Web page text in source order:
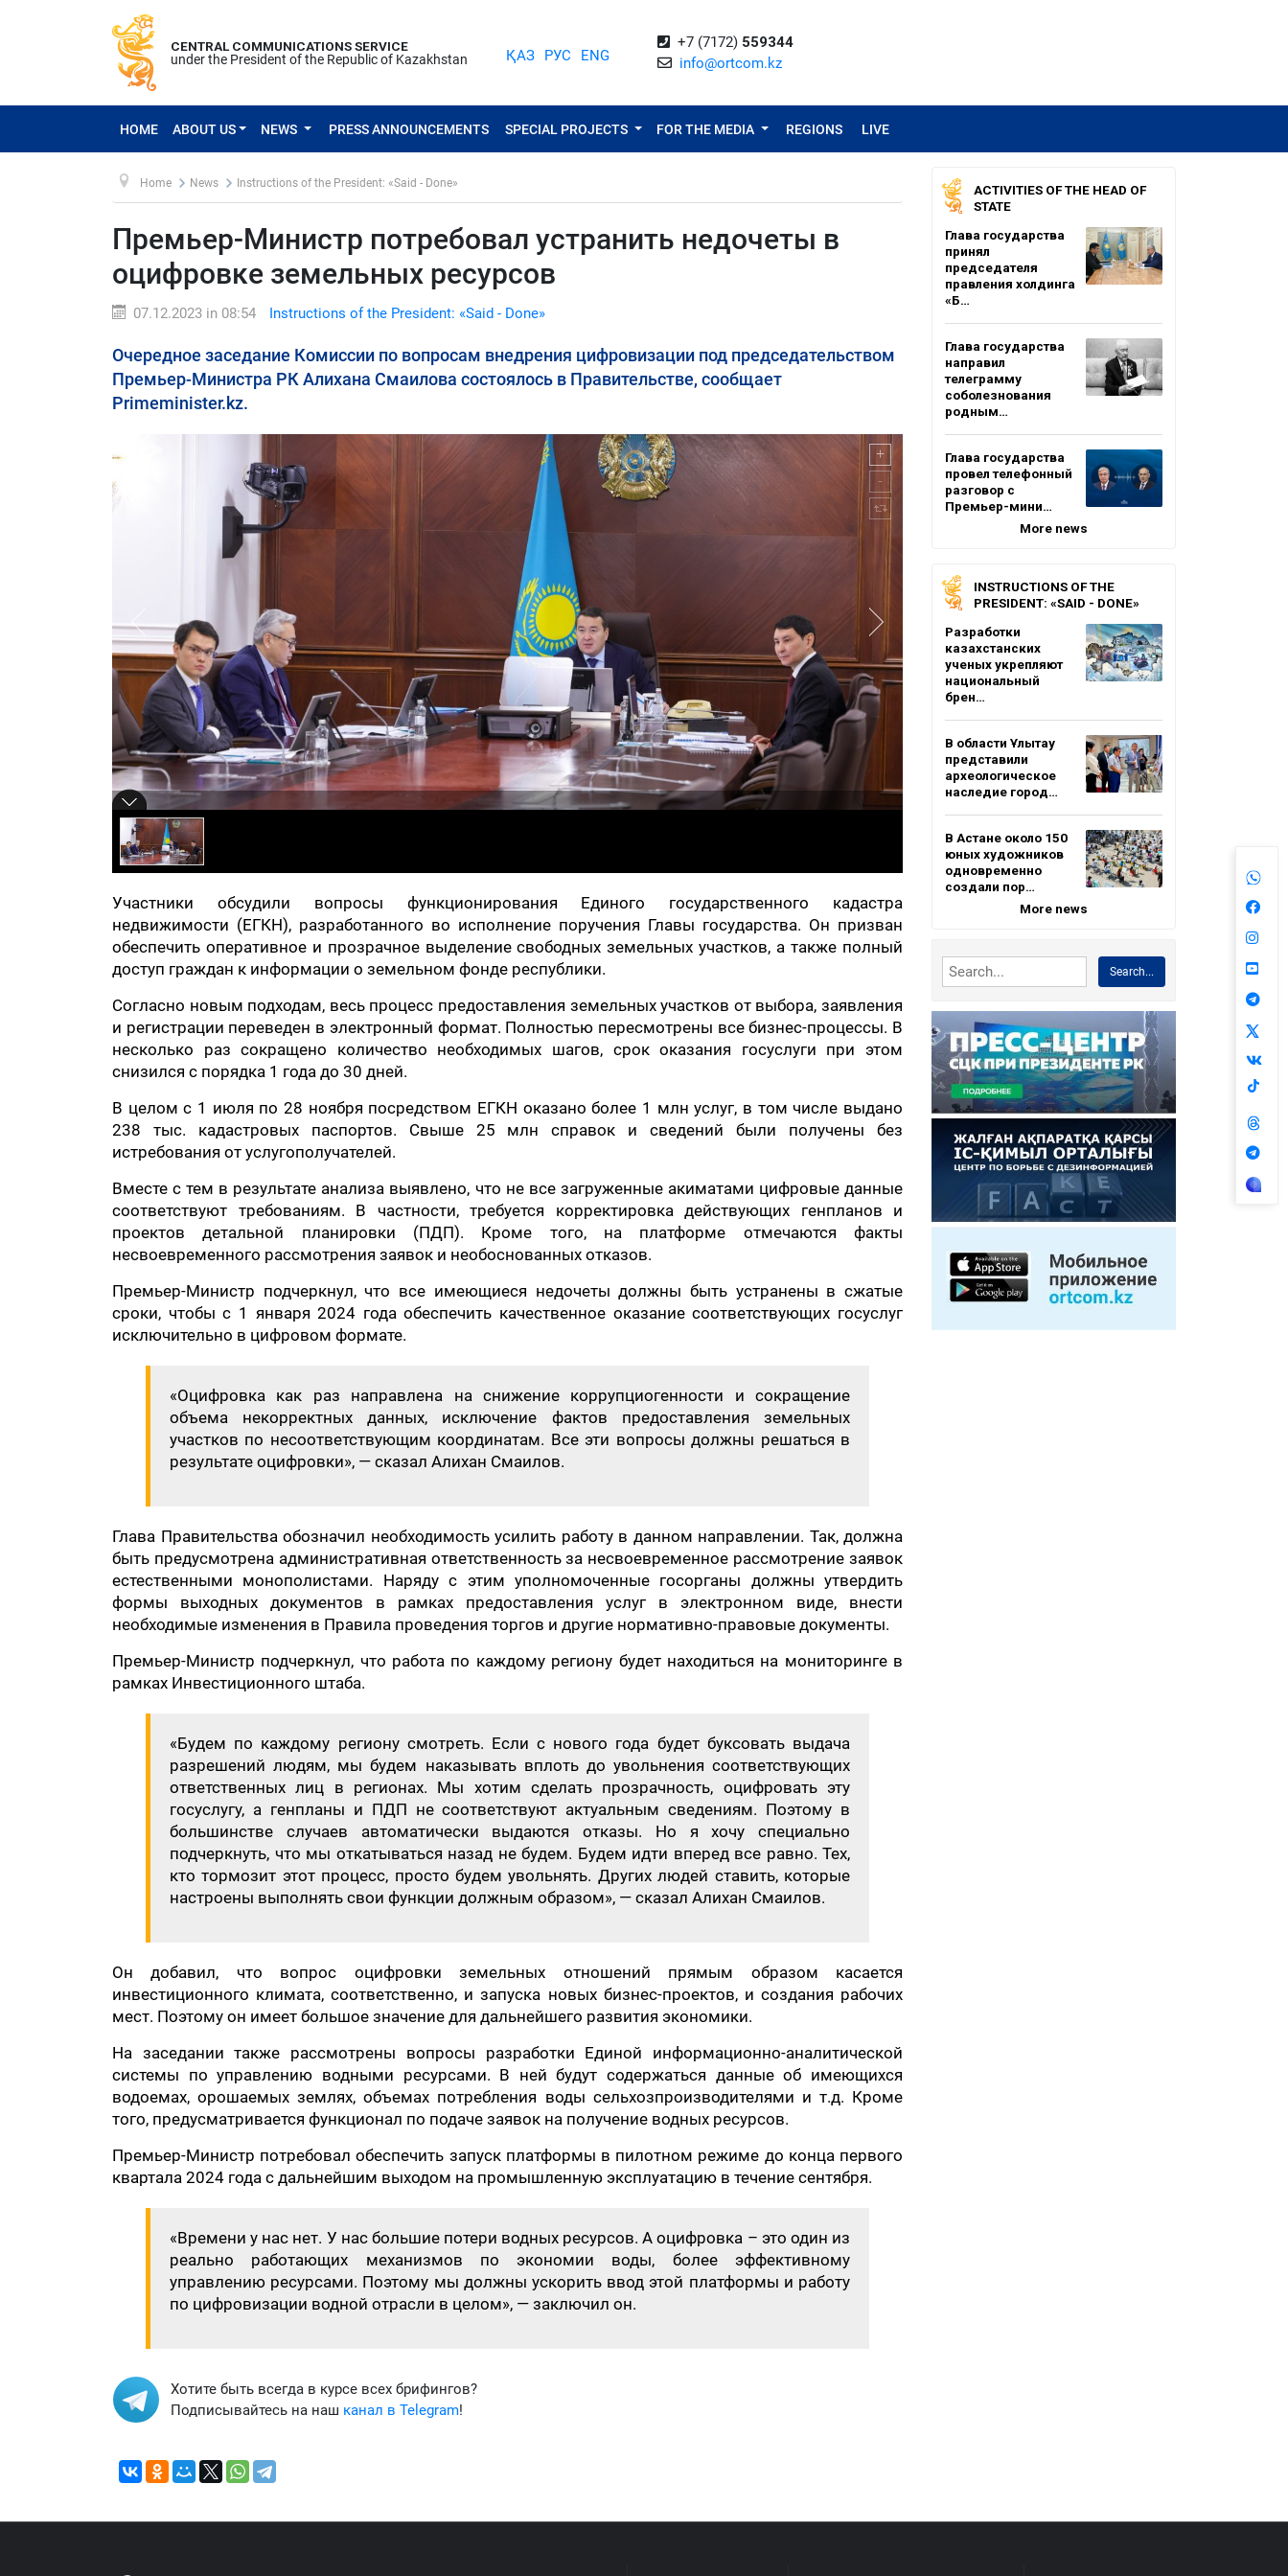
CENTRAL COMMUNICATIONS SERVICE
under the President of the Republic of Kazakhstan
ҚАЗ РУС ENG
+7 (7172) 559344
info@ortcom.kz
HOME ABOUT US NEWS PRESS ANNOUNCEMENTS SPECIAL PROJECTS FOR THE MEDIA REGIONS LIVE
Home News Instructions of the President: «Said - Done»
Премьер-Министр потребовал устранить недочеты в
оцифровке земельных ресурсов
07.12.2023 in 08:54 Instructions of the President: «Said - Done»
Очередное заседание Комиссии по вопросам внедрения цифровизации под председательством
Премьер-Министра РК Алихана Смаилова состоялось в Правительстве, сообщает
Primeminister.kz.
Участники обсудили вопросы функционирования Единого государственного кадастра
недвижимости (ЕГКН), разработанного во исполнение поручения Главы государства. Он призван
обеспечить оперативное и прозрачное выделение свободных земельных участков, а также полный
доступ граждан к информации о земельном фонде республики.
Согласно новым подходам, весь процесс предоставления земельных участков от выбора, заявления
и регистрации переведен в электронный формат. Полностью пересмотрены все бизнес-процессы. В
несколько раз сокращено количество необходимых шагов, срок оказания госуслуги при этом
снизился с порядка 1 года до 30 дней.
В целом с 1 июля по 28 ноября посредством ЕГКН оказано более 1 млн услуг, в том числе выдано
238 тыс. кадастровых паспортов. Свыше 25 млн справок и сведений были получены без
истребования от услугополучателей.
Вместе с тем в результате анализа выявлено, что не все загруженные акиматами цифровые данные
соответствуют требованиям. В частности, требуется корректировка действующих генпланов и
проектов детальной планировки (ПДП). Кроме того, на платформе отмечаются факты
несвоевременного рассмотрения заявок и необоснованных отказов.
Премьер-Министр подчеркнул, что все имеющиеся недочеты должны быть устранены в сжатые
сроки, чтобы с 1 января 2024 года обеспечить качественное оказание соответствующих госуслуг
исключительно в цифровом формате.
«Оцифровка как раз направлена на снижение коррупциогенности и сокращение
объема некорректных данных, исключение фактов предоставления земельных
участков по несоответствующим координатам. Все эти вопросы должны решаться в
результате оцифровки», — сказал Алихан Смаилов.
Глава Правительства обозначил необходимость усилить работу в данном направлении. Так, должна
быть предусмотрена административная ответственность за несвоевременное рассмотрение заявок
естественными монополистами. Наряду с этим уполномоченные госорганы должны утвердить
формы выходных документов в рамках предоставления услуг в электронном виде, внести
необходимые изменения в Правила проведения торгов и другие нормативно-правовые документы.
Премьер-Министр подчеркнул, что работа по каждому региону будет находиться на мониторинге в
рамках Инвестиционного штаба.
«Будем по каждому региону смотреть. Если с нового года будет буксовать выдача
разрешений людям, мы будем наказывать вплоть до увольнения соответствующих
ответственных лиц в регионах. Мы хотим сделать прозрачность, оцифровать эту
госуслугу, а генпланы и ПДП не соответствуют актуальным сведениям. Поэтому в
большинстве случаев автоматически выдаются отказы. Но я хочу специально
подчеркнуть, что мы откатываться назад не будем. Будем идти вперед все равно. Тех,
кто тормозит этот процесс, просто будем увольнять. Других людей ставить, которые
настроены выполнять свои функции должным образом», — сказал Алихан Смаилов.
Он добавил, что вопрос оцифровки земельных отношений прямым образом касается
инвестиционного климата, соответственно, и запуска новых бизнес-проектов, и создания рабочих
мест. Поэтому он имеет большое значение для дальнейшего развития экономики.
На заседании также рассмотрены вопросы разработки Единой информационно-аналитической
системы по управлению водными ресурсами. В ней будут содержаться данные об имеющихся
водоемах, орошаемых землях, объемах потребления воды сельхозпроизводителями и т.д. Кроме
того, предусматривается функционал по подаче заявок на получение водных ресурсов.
Премьер-Министр потребовал обеспечить запуск платформы в пилотном режиме до конца первого
квартала 2024 года с дальнейшим выходом на промышленную эксплуатацию в течение сентября.
«Времени у нас нет. У нас большие потери водных ресурсов. А оцифровка – это один из
реально работающих механизмов по экономии воды, более эффективному
управлению ресурсами. Поэтому мы должны ускорить ввод этой платформы и работу
по цифровизации водной отрасли в целом», — заключил он.
Хотите быть всегда в курсе всех брифингов?
Подписывайтесь на наш канал в Telegram!
ACTIVITIES OF THE HEAD OF
STATE
Глава государства
принял
председателя
правления холдинга
«Б…
Глава государства
направил
телеграмму
соболезнования
родным…
Глава государства
провел телефонный
разговор с
Премьер-мини…
More news
INSTRUCTIONS OF THE
PRESIDENT: «SAID - DONE»
Разработки
казахстанских
ученых укрепляют
национальный
брен…
В области Ұлытау
представили
археологическое
наследие город…
В Астане около 150
юных художников
одновременно
создали пор…
More news
Search...